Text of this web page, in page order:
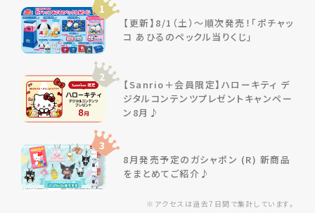
※アクセスは過去7日間で集計しています。
1
【更新】8/1（土）～順次発売！「ポチャッ
コ あひるのペックル当りくじ」
2
【Sanrio＋会員限定】ハローキティ デ
ジタルコンテンツプレゼントキャンペー
ン8月♪
3
8月発売予定のガシャポン (R) 新商品
をまとめてご紹介♪